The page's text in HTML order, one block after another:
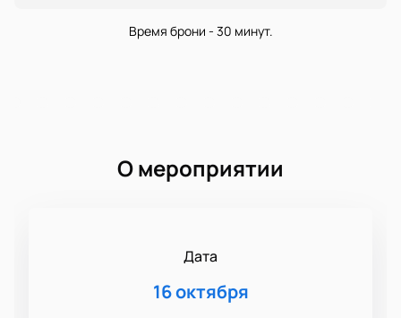
Время брони - 30 минут.
О мероприятии
Дата
16 октября